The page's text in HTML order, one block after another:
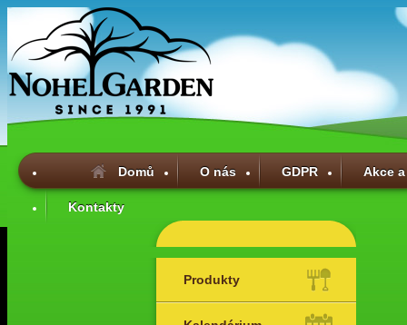
Domů O nás GDPR Akce
Kontakty
Produkty